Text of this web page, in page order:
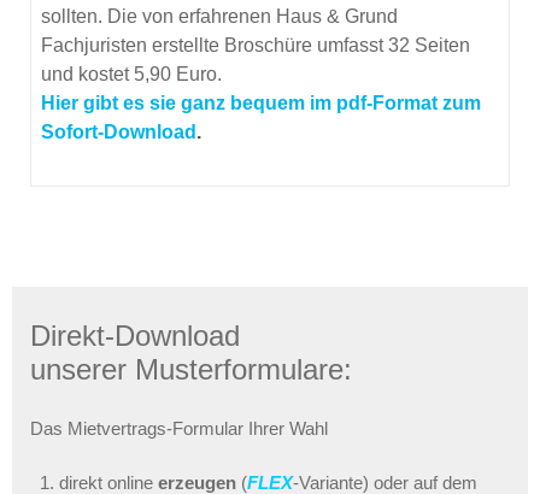
sollten. Die von erfahrenen Haus & Grund
Fachjuristen erstellte Broschüre umfasst 32 Seiten
und kostet 5,90 Euro.
Hier gibt es sie ganz bequem im pdf-Format zum
Sofort-Download .
Direkt-Download
unserer Musterformulare:
Das Mietvertrags-Formular Ihrer Wahl
direkt online erzeugen (FLEX-Variante) oder auf dem